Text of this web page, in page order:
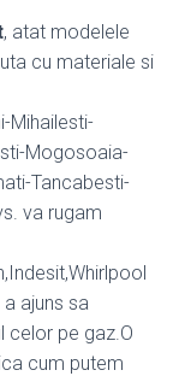
, atat modelele
cu materiale si
Mihailesti-
Mogosoaia-
Tancabesti-
va rugam
ajuns sa
celor pe gaz.O
cum putem